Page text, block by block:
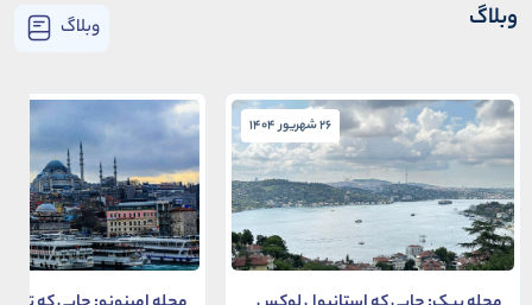
وبلاگ وبلاگ
26 شهریور 1404